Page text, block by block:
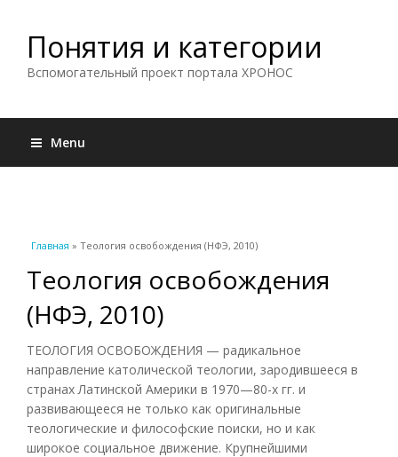
Понятия и категории
Вспомогательный проект портала ХРОНОС
Menu
Вы здесь
Главная » Теология освобождения (НФЭ, 2010)
Теология освобождения
(НФЭ, 2010)
ТЕОЛОГИЯ ОСВОБОЖДЕНИЯ — радикальное
направление католической теологии, зародившееся в
странах Латинской Америки в 1970—80-х гг. и
развивающееся не только как оригинальные
теологические и философские поиски, но и как
широкое социальное движение. Крупнейшими